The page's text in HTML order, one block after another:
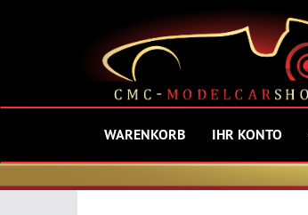
WARENKORB IHR KONTO